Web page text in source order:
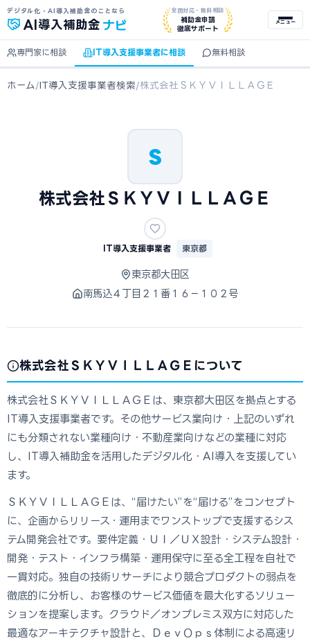
デジタル化・AI導入補助金のことなら
AI 導入補助金 ナビ
全国対応・無料相談
補助金申請
徹底サポート
メニュー
専門家に相談 IT導入支援事業者に相談 無料相談
ホーム /IT導入支援事業者検索/株式会社ＳＫＹＶＩＬＬＡＧＥ
S
株式会社ＳＫＹＶＩＬＬＡＧＥ
IT導入支援事業者 東京都
東京都大田区
南馬込４丁目２１番１６－１０２号
株式会社ＳＫＹＶＩＬＬＡＧＥについて
株式会社ＳＫＹＶＩＬＬＡＧＥは、東京都大田区を拠点とする
IT導入支援事業者です。その他サービス業向け・上記のいずれ
にも分類されない業種向け・不動産業向けなどの業種に対応
し、IT導入補助金を活用したデジタル化・AI導入を支援してい
ます。
ＳＫＹＶＩＬＬＡＧＥは、“届けたい”を“届ける”をコンセプト
に、企画からリリース・運用までワンストップで支援するシス
テム開発会社です。要件定義・ＵＩ／ＵＸ設計・システム設計・
開発・テスト・インフラ構築・運用保守に至る全工程を自社で
一貫対応。独自の技術リサーチにより競合プロダクトの弱点を
徹底的に分析し、お客様のサービス価値を最大化するソリュー
ションを提案します。クラウド／オンプレミス双方に対応した
最適なアーキテクチャ設計と、ＤｅｖＯｐｓ体制による高速リ